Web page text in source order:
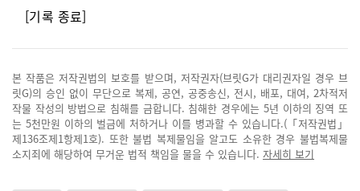
[기록 종료]
본 작품은 저작권법의 보호를 받으며, 저작권자(브릿G가 대리권자일 경우 브
릿G)의 승인 없이 무단으로 복제, 공연, 공중송신, 전시, 배포, 대여, 2차적저
작물 작성의 방법으로 침해를 금합니다. 침해한 경우에는 5년 이하의 징역 또
는 5천만원 이하의 벌금에 처하거나 이를 병과할 수 있습니다.(「저작권법」
제136조제1항제1호). 또한 불법 복제물임을 알고도 소유한 경우 불법복제물
소지죄에 해당하여 무거운 법적 책임을 물을 수 있습니다. 자세히 보기